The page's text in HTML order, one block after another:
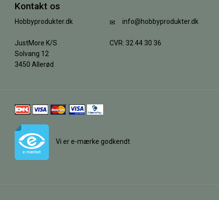
Kontakt os
Hobbyprodukter.dk
JustMore K/S
Solvang 12
3450 Allerød
info@hobbyprodukter.dk
CVR: 32 44 30 36
Vi er e-mærke godkendt